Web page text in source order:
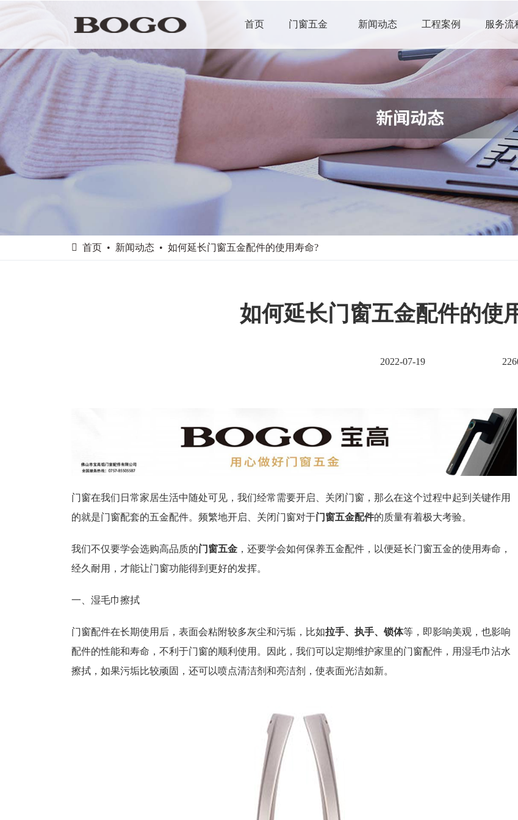
首页 门窗五金 新闻动态 工程案例 服务流
首页 新闻动态 如何延长门窗五金配件的使用寿命?
如何延长门窗五金配件的使
2022-07-19
门窗在我们日常家居生活中随处可见，我们经常需要开启、关闭门窗，那么在这个过程中起到关键作用
的就是门窗配套的五金配件。频繁地开启、关闭门窗对于门窗五金配件的质量有着极大考验。
我们不仅要学会选购高品质的门窗五金 ，还要学会如何保养五金配件，以便延长门窗五金的使用寿命，
经久耐用，才能让门窗功能得到更好的发挥。
一、湿毛巾擦拭
门窗配件在长期使用后，表面会粘附较多灰尘和污垢，比如拉手、执手、锁体等，即影响美观，也影响
配件的性能和寿命，不利于门窗的顺利使用。因此，我们可以定期维护家里的门窗配件，用湿毛巾沾水
擦拭，如果污垢比较顽固，还可以喷点清洁剂和亮洁剂，使表面光洁如新。